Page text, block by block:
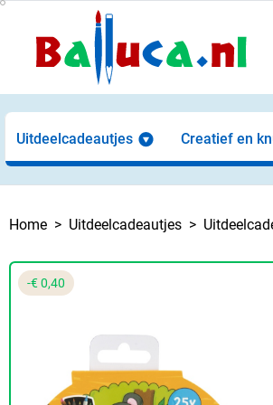
Uitdeelcadeautjes Creatief en
Home Uitdeelcadeautjes
-€ 0,40